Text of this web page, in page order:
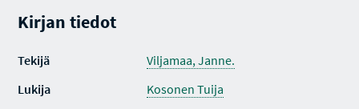
Kirjan tiedot
Tekijä
Viljamaa, Janne.
Lukija
Kosonen Tuija